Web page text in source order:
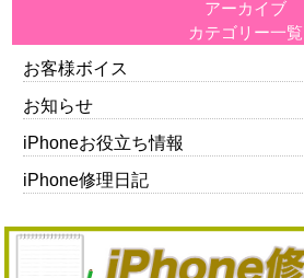
アーカイブ
カテゴリー一覧
お客様ボイス
お知らせ
iPhoneお役立ち情報
iPhone修理日記